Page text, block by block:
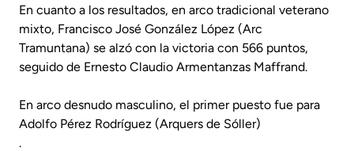
En cuanto a los resultados, en arco tradicional veterano
mixto, Francisco José González López (Arc
Tramuntana) se alzó con la victoria con 566 puntos,
seguido de Ernesto Claudio Armentanzas Maffrand.
En arco desnudo masculino, el primer puesto fue para
Adolfo Pérez Rodríguez (Arquers de Sóller)
.